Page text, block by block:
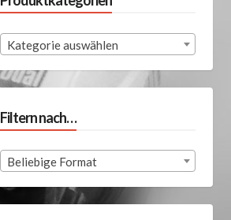
Kategorie auswählen
Filtern nach…
Beliebige Format